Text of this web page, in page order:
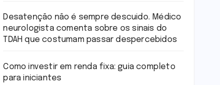
Desatenção não é sempre descuido. Médico
neurologista comenta sobre os sinais do
TDAH que costumam passar despercebidos
Como investir em renda fixa: guia completo
para iniciantes